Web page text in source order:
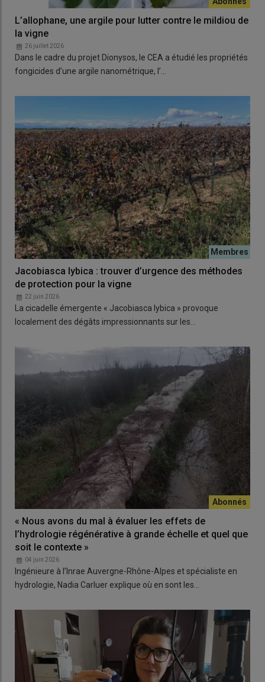
L’allophane, une argile pour lutter contre le mildiou de
la vigne
26 juillet 2026
Dans le cadre du projet Dionysos, le CEA a étudié les propriétés
fongicides d’une argile nanométrique, l’…
Jacobiasca lybica : trouver d’urgence des méthodes
de protection pour la vigne
22 juin 2026
La cicadelle émergente « Jacobiasca lybica » provoque
localement des dégâts impressionnants sur les…
« Nous avons du mal à évaluer les effets de
l’hydrologie régénérative à grande échelle et quel que
soit le contexte »
04 juin 2026
Ingénieure à l’Inrae Auvergne-Rhône-Alpes et spécialiste en
hydrologie, Nadia Carluer explique où en sont les…